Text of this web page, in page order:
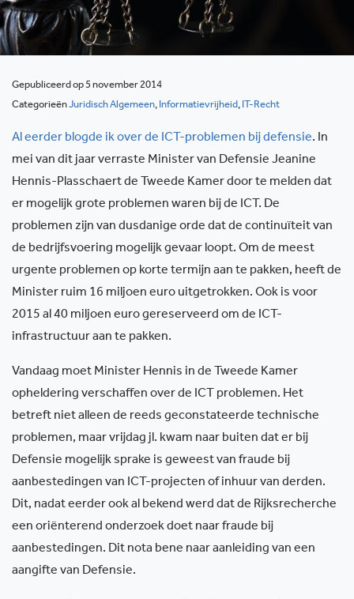
Gepubliceerd op 5 november 2014
CategorieënJuridisch Algemeen, Informatievrijheid, IT-Recht
Al eerder blogde ik over de ICT-problemen bij defensie. In
mei van dit jaar verraste Minister van Defensie Jeanine
Hennis-Plasschaert de Tweede Kamer door te melden dat
er mogelijk grote problemen waren bij de ICT. De
problemen zijn van dusdanige orde dat de continuïteit van
de bedrijfsvoering mogelijk gevaar loopt. Om de meest
urgente problemen op korte termijn aan te pakken, heeft de
Minister ruim 16 miljoen euro uitgetrokken. Ook is voor
2015 al 40 miljoen euro gereserveerd om de ICT-
infrastructuur aan te pakken.
Vandaag moet Minister Hennis in de Tweede Kamer
opheldering verschaffen over de ICT problemen. Het
betreft niet alleen de reeds geconstateerde technische
problemen, maar vrijdag jl. kwam naar buiten dat er bij
Defensie mogelijk sprake is geweest van fraude bij
aanbestedingen van ICT-projecten of inhuur van derden.
Dit, nadat eerder ook al bekend werd dat de Rijksrecherche
een oriënterend onderzoek doet naar fraude bij
aanbestedingen. Dit nota bene naar aanleiding van een
aangifte van Defensie.